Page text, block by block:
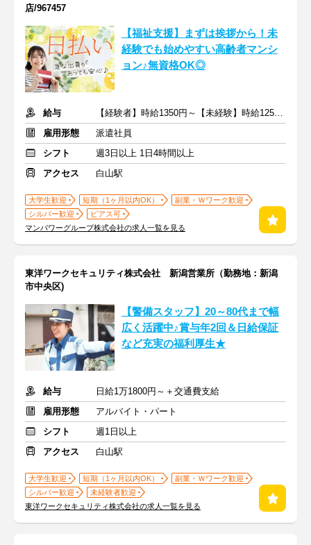
店/967457
【福祉支援】まずは挨拶から！未
経験でも始めやすい高齢者マンシ
ョン♪無資格OK◎
給与
【経験者】時給1350円～【未経験】時給1250円～ ※交通費全額
雇用形態
派遣社員
シフト
週3日以上 1日4時間以上
アクセス
白山駅
大学生歓迎 短期（1ヶ月以内OK）
副業・Ｗワーク歓迎
シルバー歓迎
ピアス可
マンパワーグループ株式会社の求人一覧を見る
東洋ワークセキュリティ株式会社 新潟営業所（勤務地：新潟
市中央区)
【警備スタッフ】20～80代まで幅
広く活躍中♪賞与年2回＆日給保証
など充実の福利厚生★
給与
日給1万1800円～＋交通費支給
雇用形態
アルバイト・パート
シフト
週1日以上
アクセス
白山駅
大学生歓迎 短期（1ヶ月以内OK）
副業・Ｗワーク歓迎
シルバー歓迎
未経験者歓迎
東洋ワークセキュリティ株式会社の求人一覧を見る